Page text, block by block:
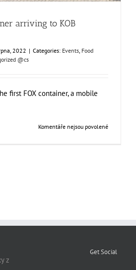
arriving to KOB
2022 | Categories: Events, Food
@cs
first FOX container, a mobile
Komentáře nejsou povolenéu
z
Get Social